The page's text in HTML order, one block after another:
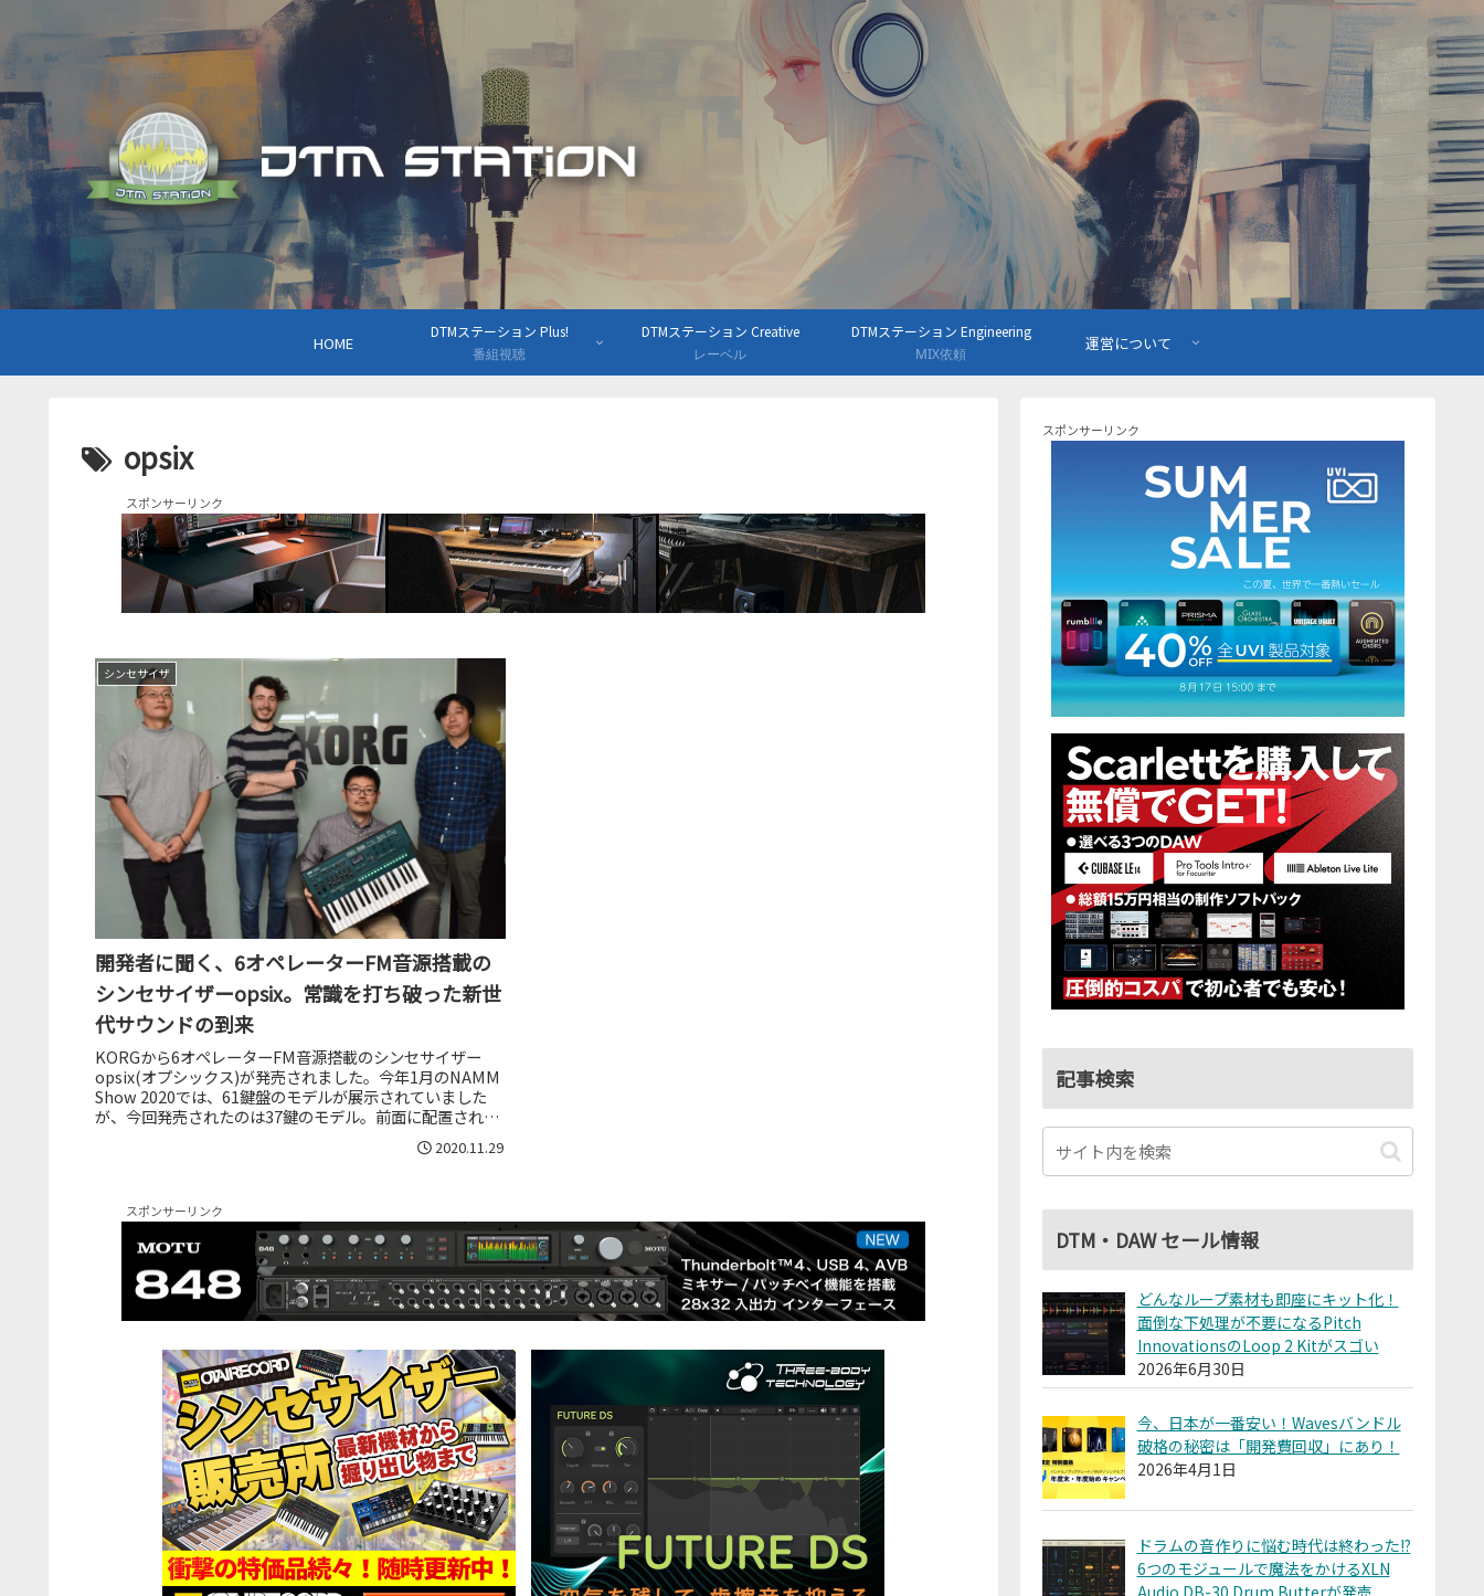
HOME
DTMステーション Plus!
番組視聴
DTMステーション Creative
レーベル
DTMステーション Engineering
MIX依頼
運営について
opsix
スポンサーリンク
シンセサイザ
開発者に聞く、6オペレーターFM音源搭載の
シンセサイザーopsix。常識を打ち破った新世
代サウンドの到来
KORGから6オペレーターFM音源搭載のシンセサイザー
opsix(オプシックス)が発売されました。今年1月のNAMM
Show 2020では、61鍵盤のモデルが展示されていました
が、今回発売されたのは37鍵のモデル。前面に配置された
2020.11.29
スポンサーリンク
スポンサーリンク
記事検索
DTM・DAW セール情報
どんなループ素材も即座にキット化！
面倒な下処理が不要になるPitch
InnovationsのLoop 2 Kitがスゴい
2026年6月30日
今、日本が一番安い！Wavesバンドル
破格の秘密は「開発費回収」にあり！
2026年4月1日
ドラムの音作りに悩む時代は終わった!?
6つのモジュールで魔法をかけるXLN